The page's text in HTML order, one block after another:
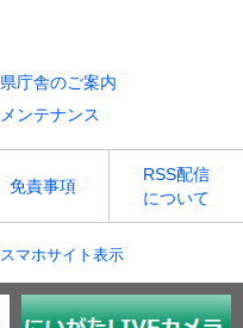
県庁舎のご案内
メンテナンス
免責事項
RSS配信
について
スマホサイト表示